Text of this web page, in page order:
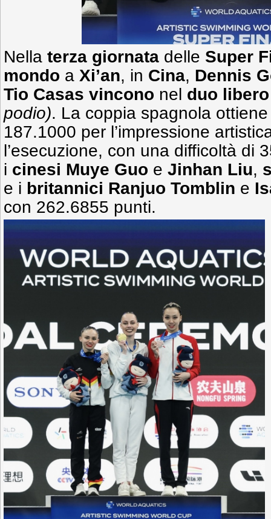
Nella terza giornata delle Super
mondo a Xi’an, in Cina, Dennis
Tio Casas vincono nel duo
podio). La coppia spagnola
187.1000 per l’impressione
l’esecuzione, con una difficoltà di
i cinesi Muye Guo e Jinhan Liu,
e i britannici Ranjuo Tomblin e
con 262.6855 punti.